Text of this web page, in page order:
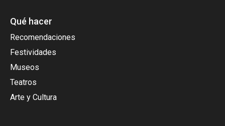
Qué hacer
Recomendaciones
Festividades
Museos
Teatros
Arte y Cultura